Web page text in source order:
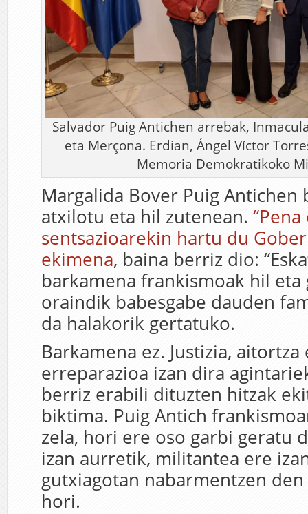
Salvador Puig Antichen arrebak,
eta Merçona. Erdian, Ángel Víctor
Memoria Demokratikoko
Margalida Bover Puig Antichen
atxilotu eta hil zutenean.
sentsazioarekin hartu du
ekimena, baina berriz dio:
barkamena frankismoak hil eta
oraindik babesgabe dauden
da halakorik gertatuko.
Barkamena ez. Justizia, aitortza
erreparazioa izan dira
berriz erabili dituzten hitzak
biktima. Puig Antich
zela, hori ere oso garbi geratu
izan aurretik, militantea ere
gutxiagotan nabarmentzen
hori.